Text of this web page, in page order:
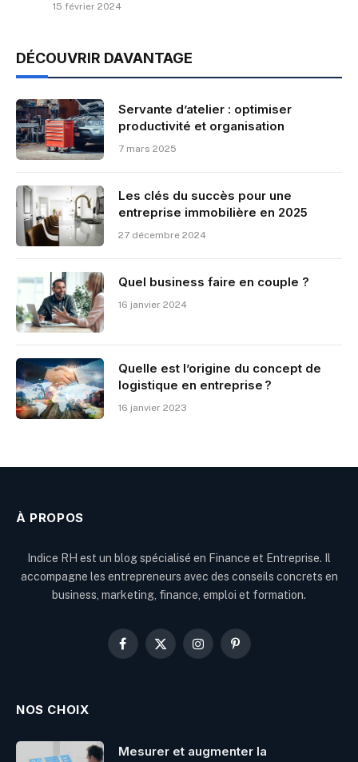
15 février 2024
DÉCOUVRIR DAVANTAGE
Servante d’atelier : optimiser
productivité et organisation
7 mars 2025
Les clés du succès pour une
entreprise immobilière en 2025
27 décembre 2024
Quel business faire en couple ?
16 janvier 2024
Quelle est l’origine du concept de
logistique en entreprise ?
16 janvier 2023
À PROPOS
Indice RH est un blog spécialisé en Finance et Entreprise. Il
accompagne les entrepreneurs avec des conseils concrets en
business, marketing, finance, emploi et formation.
Facebook
X
InstagramPinterest
NOS CHOIX
Mesurer et augmenter la